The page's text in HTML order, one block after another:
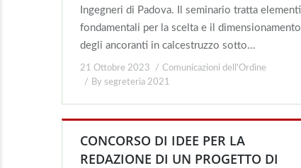
Ingegneri di Padova. Il seminario tratta elementi
fondamentali per la scelta e il dimensionamento
degli ancoranti in calcestruzzo sotto…
21 Ottobre 2023
Comunicazioni dell'Ordine
By segreteria 2021
CONCORSO DI IDEE PER LA
REDAZIONE DI UN PROGETTO DI